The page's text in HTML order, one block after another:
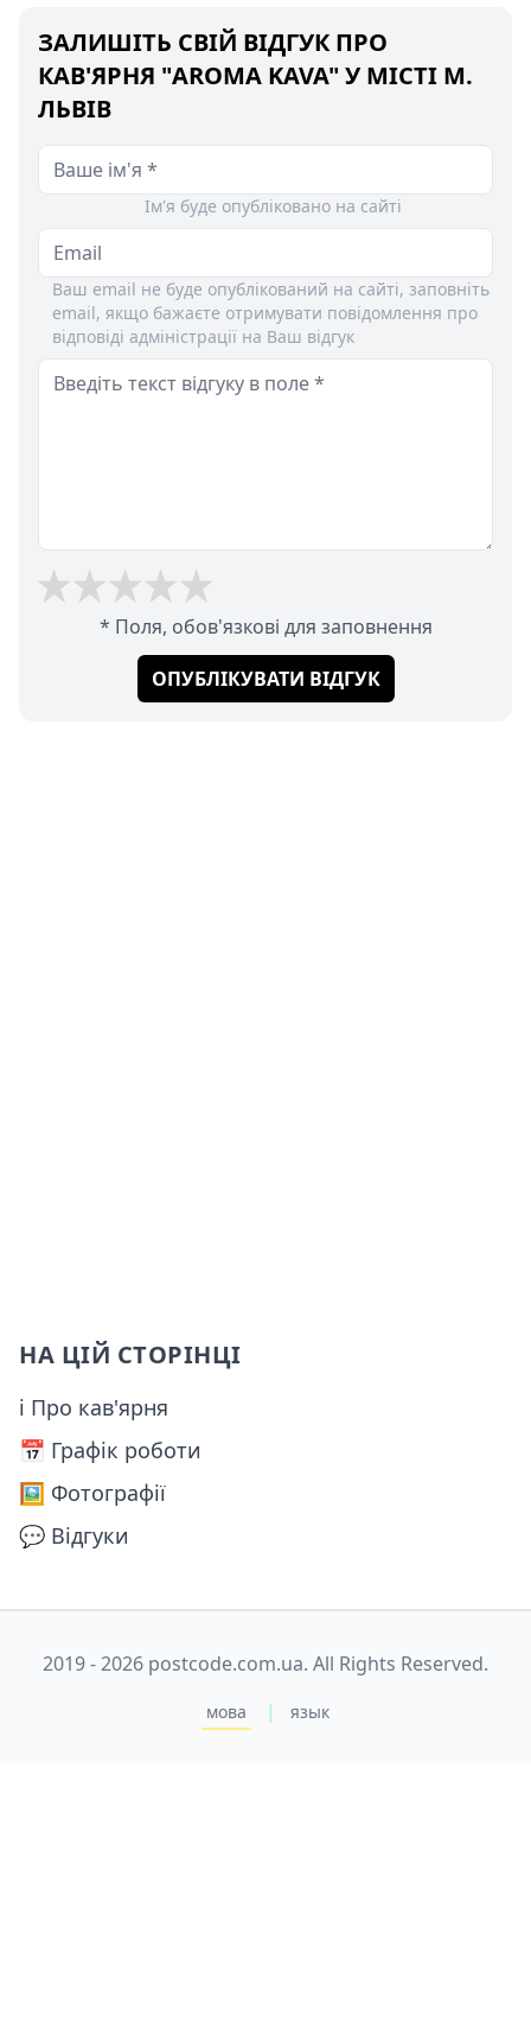
ЗАЛИШІТЬ СВІЙ ВІДГУК ПРО
КАВ'ЯРНЯ "AROMA KAVA" У МІСТІ М.
ЛЬВІВ
Ім'я буде опубліковано на сайті
Ваш email не буде опублікований на сайті, заповніть
email, якщо бажаєте отримувати повідомлення про
відповіді адміністрації на Ваш відгук
* Поля, обов'язкові для заповнення
ОПУБЛІКУВАТИ ВІДГУК
НА ЦІЙ СТОРІНЦІ
ℹ Про кав'ярня
📅️ Графік роботи
🖼️ Фотографії
💬 Відгуки
2019 - 2026 postcode.com.ua. All Rights Reserved.
мова | язык